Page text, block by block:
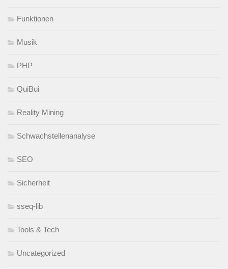
Funktionen
Musik
PHP
QuiBui
Reality Mining
Schwachstellenanalyse
SEO
Sicherheit
sseq-lib
Tools & Tech
Uncategorized